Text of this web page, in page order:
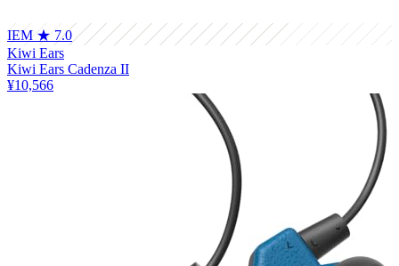
IEM ★ 7.0
Kiwi Ears
Kiwi Ears Cadenza II
¥10,566